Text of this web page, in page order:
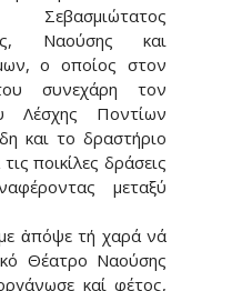
Ναούσης και
ο οποίος στον
συνεχάρη τον
Λέσχης Ποντίων
και το δραστήριο
ποικίλες δράσεις
μεταξύ
ἀπό­ψε τή χαρά νά
Θέατρο Ναούσης
καί φέ­τος,